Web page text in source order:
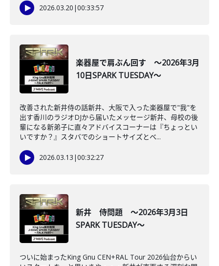
2026.03.20 |00:33:57
楽器屋で肩ぶん回す ～2026年3月
10日SPARK TUESDAY～
改善された新井侍の話新井、大阪で入った楽器屋で"我"を
出す香川のラジオDJから届いたメッセージ新井、母校の後
輩になる新弟子に直々アドバイスコーナーは『ちょっとい
いですか？』スタバでのショートサイズとベ...
2026.03.13 |00:32:27
新井 侍問題 ～2026年3月3日
SPARK TUESDAY～
ついに始まったKing Gnu CEN+RAL Tour 2026仙台からい